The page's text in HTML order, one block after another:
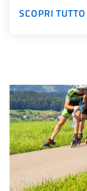
SCOPRI TUTTO